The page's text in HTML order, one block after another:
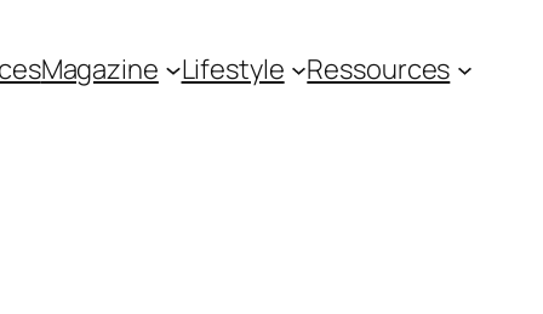
Magazine Lifestyle Ressources